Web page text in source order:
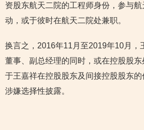
资股东航天二院的工程师身份，参与
动，或于彼时在航天二院处兼职。
换言之，2016年11月至2019年10月，
董事、副总经理的同时，或在控股股
于王嘉祥在控股股东及间接控股股东的
涉嫌选择性披露。